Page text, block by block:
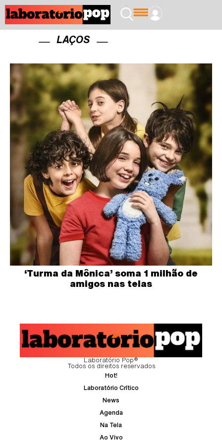
LAÇOS
‘Turma da Mônica’ soma 1 milhão de
amigos nas telas
Laboratório Pop®
Todos os direitos reservados
Hot!
Laboratório Crítico
News
Agenda
Na Tela
Ao Vivo